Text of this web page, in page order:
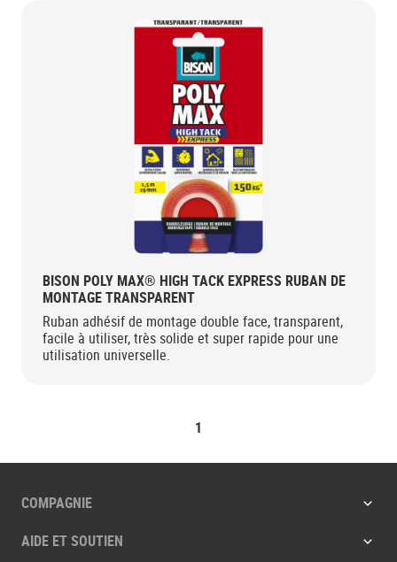
BISON POLY MAX® HIGH TACK EXPRESS RUBAN DE
MONTAGE TRANSPARENT
Ruban adhésif de montage double face, transparent,
facile à utiliser, très solide et super rapide pour une
utilisation universelle.
1
COMPAGNIE
AIDE ET SOUTIEN